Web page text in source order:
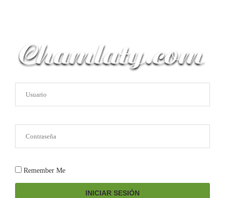
Remember Me
INICIAR SESIÓN